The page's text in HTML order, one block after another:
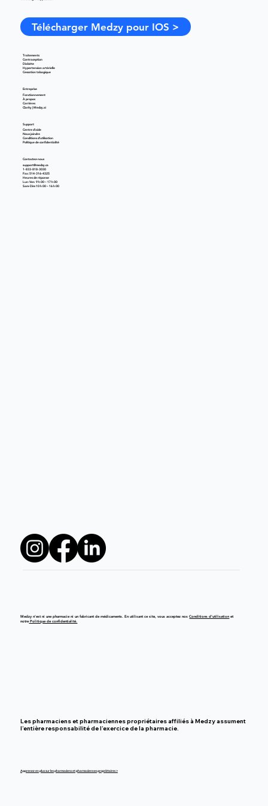
Apprenez-en plus sur les pharmaciens et pharmaciennes propriétaires >
Télécharger Medzy pour IOS >
Traitements
Contraception
Diabète
Hypertension artérielle
Cessation tabagique
Entreprise
Fonctionnement
À propos
Carrières
Clarity | Medzy.ai
Support
Centre d'aide
Nous joindre
Conditions d'utilisation
Politique de confidentialité
Contactez-nous
support@medzy.ca
1-833-818-3030
Fax: 514-316-4325
Heures de réponse
Lun-Ven 9 h 00 – 17 h 00
Sam-Dim 10 h 00 – 16 h 00
Les pharmaciens et pharmaciennes propriétaires affiliés à Medzy assument
l’entière responsabilité de l’exercice de la pharmacie.
Medzy n’est ni une pharmacie ni un fabricant de médicaments. En utilisant ce site, vous acceptez nosConditions d’utilisation et
notrePolitique de confidentialité.